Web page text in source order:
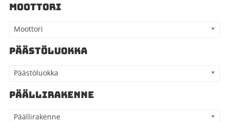
MOOTTORI
Moottori
PÄÄSTÖLUOKKA
Päästöluokka
PÄÄLLIRAKENNE
Päällirakenne